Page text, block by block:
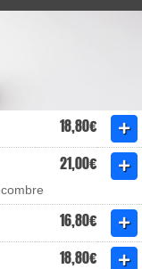
18,80€
21,00€
16,80€
18,80€